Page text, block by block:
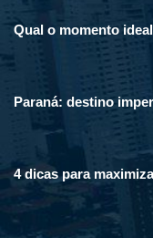
Qual o momento
Paraná: destino
4 dicas para